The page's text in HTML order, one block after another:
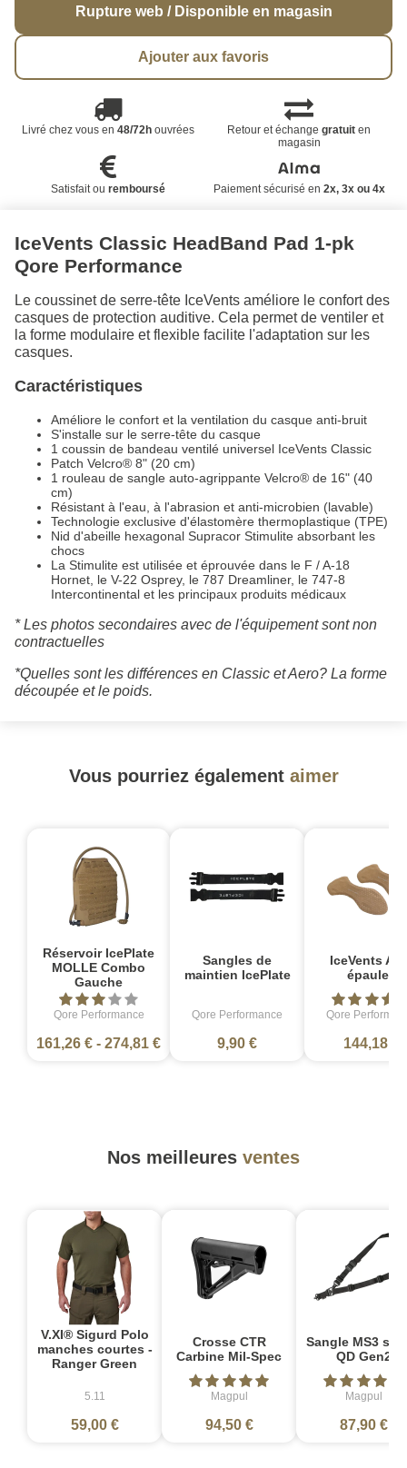
Rupture web / Disponible en magasin
Ajouter aux favoris
Livré chez vous en 48/72houvrées Retour et échangegratuit en
magasin
Satisfait ou remboursé Paiement sécurisé en 2x, 3x ou 4x
IceVents Classic HeadBand Pad 1-pk
Qore Performance
Le coussinet de serre-tête IceVents améliore le confort des
casques de protection auditive. Cela permet de ventiler et
la forme modulaire et flexible facilite l'adaptation sur les
casques.
Caractéristiques
Améliore le confort et la ventilation du casque anti-bruit
S'installe sur le serre-tête du casque
1 coussin de bandeau ventilé universel IceVents Classic
Patch Velcro® 8" (20 cm)
1 rouleau de sangle auto-agrippante Velcro® de 16" (40
cm)
Résistant à l'eau, à l'abrasion et anti-microbien (lavable)
Technologie exclusive d'élastomère thermoplastique (TPE)
Nid d'abeille hexagonal Supracor Stimulite absorbant les
chocs
La Stimulite est utilisée et éprouvée dans le F / A-18
Hornet, le V-22 Osprey, le 787 Dreamliner, le 747-8
Intercontinental et les principaux produits médicaux
* Les photos secondaires avec de l'équipement sont non
contractuelles
*Quelles sont les différences en Classic et Aero? La forme
découpée et le poids.
Vous pourriez également aimer
Réservoir IcePlate
MOLLE Combo
Gauche
Qore Performance
161,26 € - 274,81 €
Sangles de
maintien IcePlate
Qore Performance
9,90 €
IceVents
épaules
Qore
144,18 €
Nos meilleures ventes
V.XI® Sigurd Polo
manches courtes -
Ranger Green
5.11
59,00 €
Crosse CTR
Carbine Mil-Spec
Magpul
94,50 €
Sangle MS3
QD Gen2
Magpul
87,90 €